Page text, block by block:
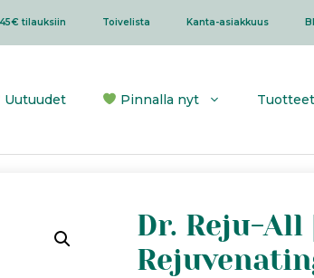
tilauksiin Toivelista Kanta-asiakkuus
Uutuudet Pinnalla nyt Tuotteet
Dr. Reju-All